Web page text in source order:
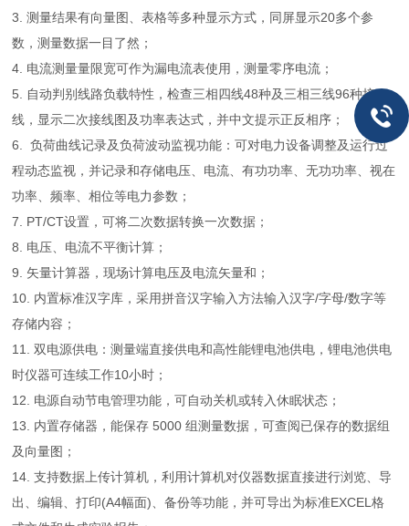
3. 测量结果有向量图、表格等多种显示方式，同屏显示20多个参
数，测量数据一目了然；
4. 电流测量量限宽可作为漏电流表使用，测量零序电流；
5. 自动判别线路负载特性，检查三相四线48种及三相三线96种接
线，显示二次接线图及功率表达式，并中文提示正反相序；
6. 负荷曲线记录及负荷波动监视功能：可对电力设备调整及运行过
程动态监视，并记录和存储电压、电流、有功功率、无功功率、视在
功率、频率、相位等电力参数；
7. PT/CT设置，可将二次数据转换一次数据；
8. 电压、电流不平衡计算；
9. 矢量计算器，现场计算电压及电流矢量和；
10. 内置标准汉字库，采用拼音汉字输入方法输入汉字/字母/数字等
存储内容；
11. 双电源供电：测量端直接供电和高性能锂电池供电，锂电池供电
时仪器可连续工作10小时；
12. 电源自动节电管理功能，可自动关机或转入休眠状态；
13. 内置存储器，能保存 5000 组测量数据，可查阅已保存的数据组
及向量图；
14. 支持数据上传计算机，利用计算机对仪器数据直接进行浏览、导
出、编辑、打印(A4幅面)、备份等功能，并可导出为标准EXCEL格